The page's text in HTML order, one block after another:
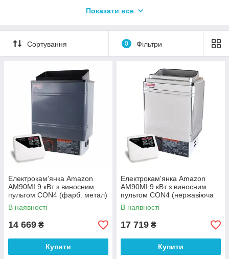
дизайнів, легко встановлюються і керовані, з надійним
домашньої або комерційної сауни.
Показати все
Сортування 0 Фільтри
Електрокам'янка Amazon
AM90MI 9 кВт з виносним
пультом CON4 (фарб. метал)
В наявності
14 669 ₴
Купити
Електрокам'янка Amazon
AM90MI 9 кВт з виносним
пультом CON4 (нержавіюча
сталь AISI 201)
В наявності
17 719 ₴
Купити